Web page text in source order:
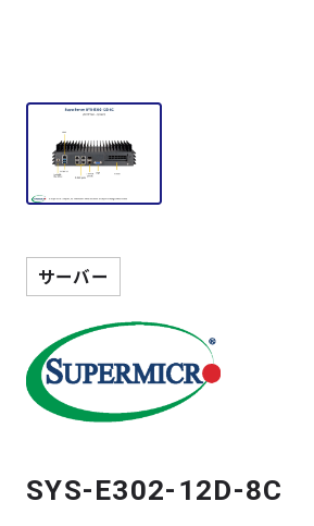
ニュース
技術情報
取扱メーカー
サービス
事例
サポート
会社案内
サーバー
SYS-E302-12D-8C